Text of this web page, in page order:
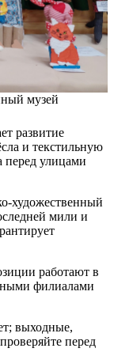
музей
развитие
и текстильную
перед улицами
художественный
мили и
работают в
филиалами
выходные,
перед